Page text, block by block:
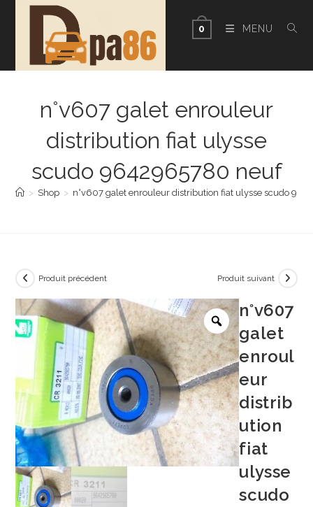
0 MENU
n°v607 galet enrouleur
distribution fiat ulysse
scudo 9642965780 neuf
> Shop > n°v607 galet enrouleur distribution fiat ulysse scudo
Produit précédent Produit suivant
n°v607
galet
enroul
eur
distrib
ution
fiat
ulysse
scudo